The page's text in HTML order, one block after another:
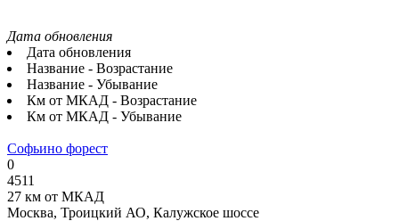
Дата обновления
Дата обновления
Название - Возрастание
Название - Убывание
Км от МКАД - Возрастание
Км от МКАД - Убывание
Софьино форест
0
4511
27 км от МКАД
Москва, Троицкий АО, Калужское шоссе